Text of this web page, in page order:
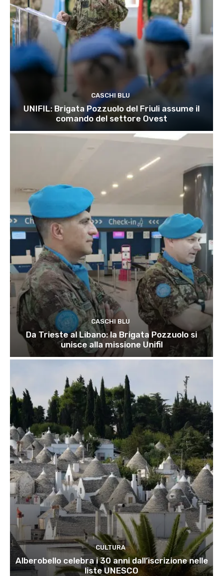
CASCHI BLU
UNIFIL: Brigata Pozzuolo del Friuli assume il
comando del settore Ovest
CASCHI BLU
Da Trieste al Libano: la Brigata Pozzuolo si
unisce alla missione Unifil
CULTURA
Alberobello celebra i 30 anni dall’iscrizione nelle
liste UNESCO